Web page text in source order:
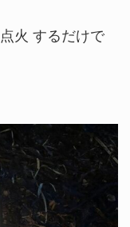
火 するだけで